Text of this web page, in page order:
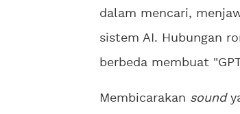
dalam mencari,
sistem AI. Hubungan
berbeda membuat
Membicarakan sound